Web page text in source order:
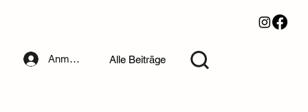
Anmelden Alle Beiträge